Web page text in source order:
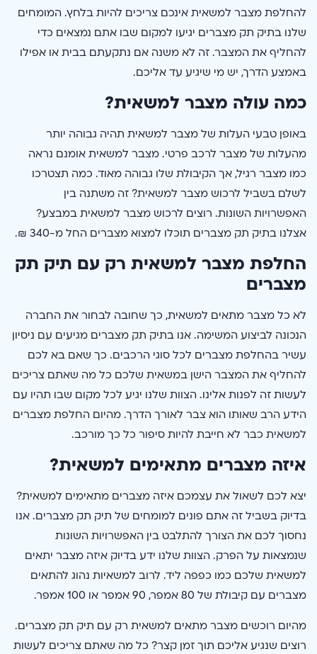
להחלפת מצבר למשאית אינכם צריכים להיות בלחץ. המומחים
שלנו בתיק תק מצברים יגיעו למקום שבו אתם נמצאים כדי
להחליף את המצבר. זה לא משנה אם נתקעתם בבית או אפילו
באמצע הדרך, יש מי שיגיע עד אליכם.
כמה עולה מצבר למשאית?
באופן טבעי העלות של מצבר למשאית תהיה גבוהה יותר
מהעלות של מצבר לרכב פרטי. מצבר למשאית אומנם נראה
כמו מצבר רגיל, אך הקיבולת שלו גבוהה מאוד. כמה תצטרכו
לשלם בשביל לרכוש מצבר למשאית? זה משתנה בין
האפשרויות השונות. רוצים לרכוש מצבר למשאית במבצע?
אצלנו בתיק תק מצברים תוכלו למצוא מצברים החל מ-340 ₪.
החלפת מצבר למשאית רק עם תיק תק
מצברים
לא כל מצבר מתאים למשאית, כך שחובה לבחור את החברה
הנכונה לביצוע המשימה. אנו בתיק תק מצברים מגיעים עם ניסיון
עשיר בהחלפת מצברים לכל סוגי הרכבים. כך שאם בא לכם
להחליף את המצבר הישן במשאית שלכם כל מה שאתם צריכים
לעשות זה לפנות אלינו. הצוות שלנו יגיע לכל מקום שבו תהיו עם
הידע הרב שאותו הוא צבר לאורך הדרך. מהיום החלפת מצברים
למשאית כבר לא חייבת להיות סיפור כל כך מורכב.
איזה מצברים מתאימים למשאית?
יצא לכם לשאול את עצמכם איזה מצברים מתאימים למשאית?
בדיוק בשביל זה אתם פונים למומחים של תיק תק מצברים. אנו
נחסוך לכם את הצורך להתלבט בין האפשרויות השונות
שנמצאות על הפרק. הצוות שלנו ידע בדיוק איזה מצבר יתאים
למשאית שלכם כמו כפפה ליד. לרוב למשאיות נהוג להתאים
מצברים עם קיבולת של 80 אמפר, 90 אמפר או 100 אמפר.
מהיום רוכשים מצבר מתאים למשאית רק עם תיק תק מצברים.
רוצים שנגיע אליכם תוך זמן קצר? כל מה שאתם צריכים לעשות